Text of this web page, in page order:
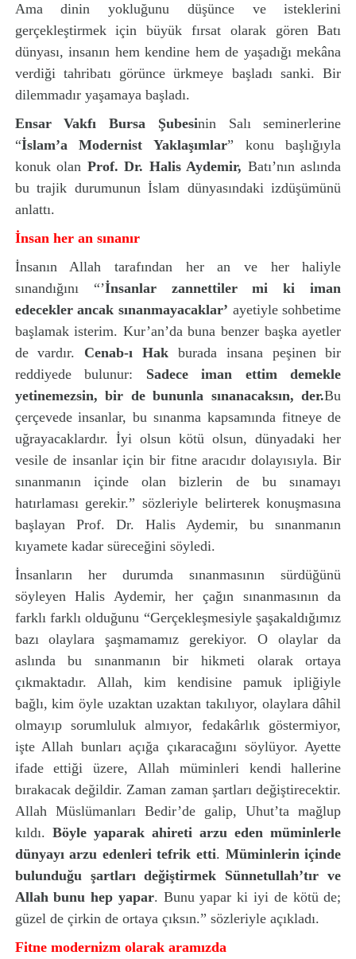
Ama dinin yokluğunu düşünce ve isteklerini
gerçekleştirmek için büyük fırsat olarak gören Batı
dünyası, insanın hem kendine hem de yaşadığı mekâna
verdiği tahribatı görünce ürkmeye başladı sanki. Bir
dilemmadır yaşamaya başladı.
Ensar Vakfı Bursa Şubesinin Salı seminerlerine
“İslam’a Modernist Yaklaşımlar” konu başlığıyla
konuk olan Prof. Dr. Halis Aydemir, Batı’nın aslında
bu trajik durumunun İslam dünyasındaki izdüşümünü
anlattı.
İnsan her an sınanır
İnsanın Allah tarafından her an ve her haliyle
sınandığını “’İnsanlar zannettiler mi ki iman
edecekler ancak sınanmayacaklar’ ayetiyle sohbetime
başlamak isterim. Kur’an’da buna benzer başka ayetler
de vardır. Cenab-ı Hak burada insana peşinen bir
reddiyede bulunur: Sadece iman ettim demekle
yetinemezsin, bir de bununla sınanacaksın, der.Bu
çerçevede insanlar, bu sınanma kapsamında fitneye de
uğrayacaklardır. İyi olsun kötü olsun, dünyadaki her
vesile de insanlar için bir fitne aracıdır dolayısıyla. Bir
sınanmanın içinde olan bizlerin de bu sınamayı
hatırlaması gerekir.” sözleriyle belirterek konuşmasına
başlayan Prof. Dr. Halis Aydemir, bu sınanmanın
kıyamete kadar süreceğini söyledi.
İnsanların her durumda sınanmasının sürdüğünü
söyleyen Halis Aydemir, her çağın sınanmasının da
farklı farklı olduğunu “Gerçekleşmesiyle şaşakaldığımız
bazı olaylara şaşmamamız gerekiyor. O olaylar da
aslında bu sınanmanın bir hikmeti olarak ortaya
çıkmaktadır. Allah, kim kendisine pamuk ipliğiyle
bağlı, kim öyle uzaktan uzaktan takılıyor, olaylara dâhil
olmayıp sorumluluk almıyor, fedakârlık göstermiyor,
işte Allah bunları açığa çıkaracağını söylüyor. Ayette
ifade ettiği üzere, Allah müminleri kendi hallerine
bırakacak değildir. Zaman zaman şartları değiştirecektir.
Allah Müslümanları Bedir’de galip, Uhut’ta mağlup
kıldı. Böyle yaparak ahireti arzu eden müminlerle
dünyayı arzu edenleri tefrik etti. Müminlerin içinde
bulunduğu şartları değiştirmek Sünnetullah’tır ve
Allah bunu hep yapar. Bunu yapar ki iyi de kötü de;
güzel de çirkin de ortaya çıksın.” sözleriyle açıkladı.
Fitne modernizm olarak aramızda